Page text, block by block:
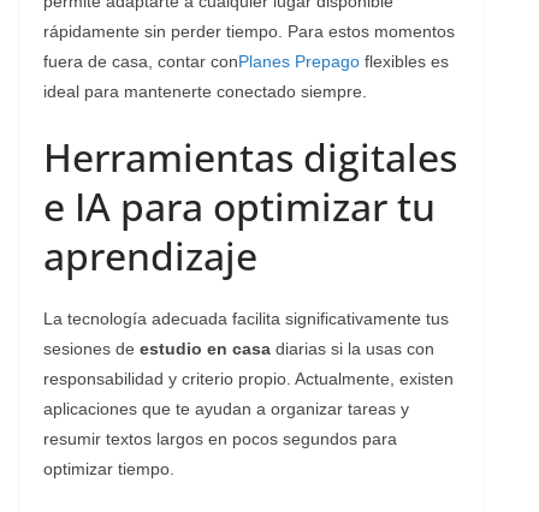
rápidamente sin perder tiempo. Para estos momentos
fuera de casa, contar conPlanes Prepago flexibles es
ideal para mantenerte conectado siempre.
​Herramientas digitales
e IA para optimizar tu
aprendizaje
​La tecnología adecuada facilita significativamente tus
sesiones de estudio en casa diarias si la usas con
responsabilidad y criterio propio. Actualmente, existen
aplicaciones que te ayudan a organizar tareas y
resumir textos largos en pocos segundos para
optimizar tiempo.